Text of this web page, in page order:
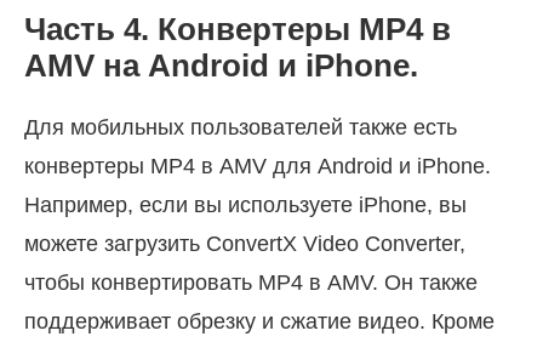
Часть 4. Конвертеры MP4 в
AMV на Android и iPhone.
Для мобильных пользователей также есть
конвертеры MP4 в AMV для Android и iPhone.
Например, если вы используете iPhone, вы
можете загрузить ConvertX Video Converter,
чтобы конвертировать MP4 в AMV. Он также
поддерживает обрезку и сжатие видео. Кроме